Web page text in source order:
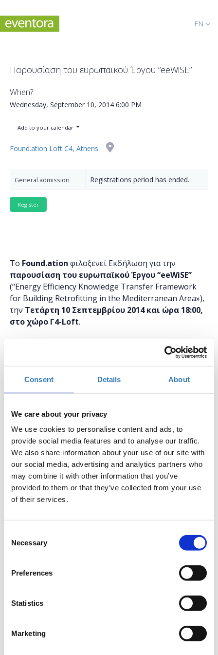
Consent Details About
We care about your privacy
We use cookies to personalise content and ads, to
provide social media features and to analyse our traffic.
We also share information about your use of our site with
our social media, advertising and analytics partners who
may combine it with other information that you’ve
provided to them or that they’ve collected from your use
of their services.
Selection
Necessary
Preferences
Statistics
Marketing
EN
Παρουσίαση του ευρωπαϊκού Έργου “eeWiSE”
When?
Wednesday, September 10, 2014 6:00 PM
Add to your calendar
Found.ation Loft C4, Athens
General admission Registrations period has ended.
To Found.ation φιλοξενεί Εκδήλωση για την
παρουσίαση του ευρωπαϊκού Έργου “eeWiSE”
(“Energy Efficiency Knowledge Transfer Framework
for Building Retrofitting in the Mediterranean Area»),
την Τετάρτη 10 Σεπτεμβρίου 2014 και ώρα 18:00,
στο χώρο Γ4-Loft.
Το Έργο εστιάζει στην ανακαίνιση παλαιών κτιρίων
με στόχο την αναβάθμισή τους, αξιοποιώντας νέες
μεθοδολογίες και τεχνολογίες μείωσης των
καταναλώσεων ενέργειας, χωρίς να αλλοιώνεται ο
δημόσιοι και ιδιωτικοί φορείς από τους
βασικότερους κλάδους της οικονομίας
(επιμελητήρια κατασκευαστών, ερευνητικά κέντρα,
μικρομεσαίες επιχειρήσεις, πανεπιστήμια,
αρχιτεκτονικά γραφεία), συμπράττουν, με στόχο τη
μεταφορά της εμπειρίας, της τεχνογνωσίας και των
βέλτιστων πρακτικών που διαθέτουν, ώστε να
εξελιχθεί ταχύτερα η αγορά που θα καλύψει αυτές τις
Στόχος της συνάντησης είναι να γίνει μια συζήτηση
κατανοήσουν τις προοπτικές επιχειρηματικότητας
που προσφέρει το έργο για τη δημιουργία νέων
δυναμική συμβολή του παραδοσιακού
κατασκευαστικού κλάδου στην οικονομική ανάταση.